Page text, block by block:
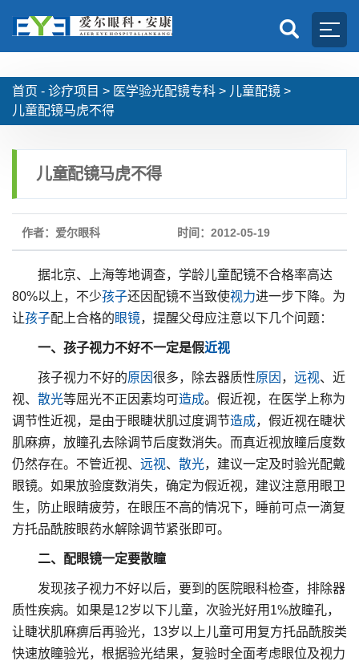
首页 - 诊疗项目 > 医学验光配镜专科 > 儿童配镜 >
儿童配镜马虎不得
儿童配镜马虎不得
作者：爱尔眼科 时间：2012-05-19
据北京、上海等地调查，学龄儿童配镜不合格率高达
80%以上，不少孩子还因配镜不当致使视力进一步下降。为
让孩子配上合格的眼镜，提醒父母应注意以下几个问题：
一、孩子视力不好不一定是假近视
孩子视力不好的原因很多，除去器质性原因 ， 远视、近
视、 散光等屈光不正因素均可造成。假近视，在医学上称为
调节性近视，是由于眼睫状肌过度调节造成，假近视在睫状
肌麻痹，放瞳孔去除调节后度数消失。而真近视放瞳后度数
仍然存在。不管近视、 远视、 散光，建议一定及时验光配戴
眼镜。如果放验度数消失，确定为假近视，建议注意用眼卫
生，防止眼睛疲劳，在眼压不高的情况下，睡前可点一滴复
方托品酰胺眼药水解除调节紧张即可。
二、配眼镜一定要散瞳
发现孩子视力不好以后，要到的医院眼科检查，排除器
质性疾病。如果是12岁以下儿童，次验光好用1%放瞳孔，
让睫状肌麻痹后再验光，13岁以上儿童可用复方托品酰胺类
快速放瞳验光，根据验光结果，复验时全面考虑眼位及视力